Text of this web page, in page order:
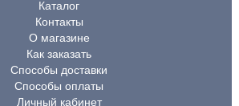
Каталог
Контакты
О магазине
Как заказать
Способы доставки
Способы оплаты
Личный кабинет